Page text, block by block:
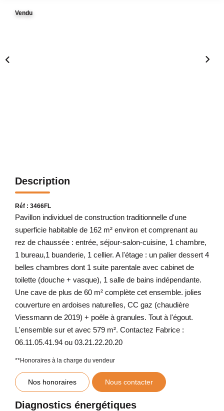
Vendu
Description
Réf : 3466FL
Pavillon individuel de construction traditionnelle d'une
superficie habitable de 162 m² environ et comprenant au
rez de chaussée : entrée, séjour-salon-cuisine, 1 chambre,
1 bureau,1 buanderie, 1 cellier. A l'étage : un palier dessert 4
belles chambres dont 1 suite parentale avec cabinet de
toilette (douche + vasque), 1 salle de bains indépendante.
Une cave de plus de 60 m² complète cet ensemble. jolies
couverture en ardoises naturelles, CC gaz (chaudière
Viessmann de 2019) + poêle à granules. Tout à l'égout.
L'ensemble sur et avec 579 m². Contactez Fabrice :
06.11.05.41.94 ou 03.21.22.20.20
**Honoraires à la charge du vendeur
Nos honoraires Nous contacter
Diagnostics énergétiques